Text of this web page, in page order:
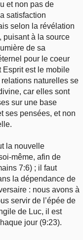
et non pas de
satisfaction
selon la révélation
puisant à la source
de sa
pour le coeur
Esprit est le mobile
naturelles se
car elles sont
sur une base
ses pensées, et non
la nouvelle
même, afin de
7:6) ; il faut
la dépendance de
: nous avons à
servir de l’épée de
de Luc, il est
jour (9:23).